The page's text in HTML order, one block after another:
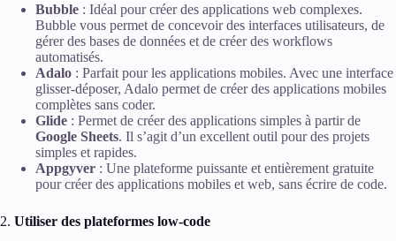
Bubble : Idéal pour créer des applications web complexes.
Bubble vous permet de concevoir des interfaces utilisateurs, de
gérer des bases de données et de créer des workflows
automatisés.
Adalo : Parfait pour les applications mobiles. Avec une interface
glisser-déposer, Adalo permet de créer des applications mobiles
complètes sans coder.
Glide : Permet de créer des applications simples à partir de
Google Sheets. Il s’agit d’un excellent outil pour des projets
simples et rapides.
Appgyver : Une plateforme puissante et entièrement gratuite
pour créer des applications mobiles et web, sans écrire de code.
2. Utiliser des plateformes low-code